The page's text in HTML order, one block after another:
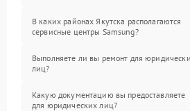
В каких районах Якутска располагаются
сервисные центры Samsung?
Выполняете ли вы ремонт для
лиц?
Какую документацию вы предоставляете
для юридических лиц?